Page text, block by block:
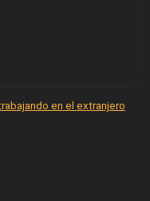
en el extranjero